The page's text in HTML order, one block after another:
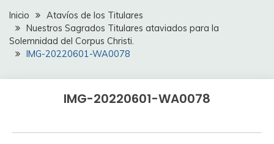
Inicio
Atavíos de los Titulares
Nuestros Sagrados Titulares ataviados para la
Solemnidad del Corpus Christi.
IMG-20220601-WA0078
IMG-20220601-WA0078